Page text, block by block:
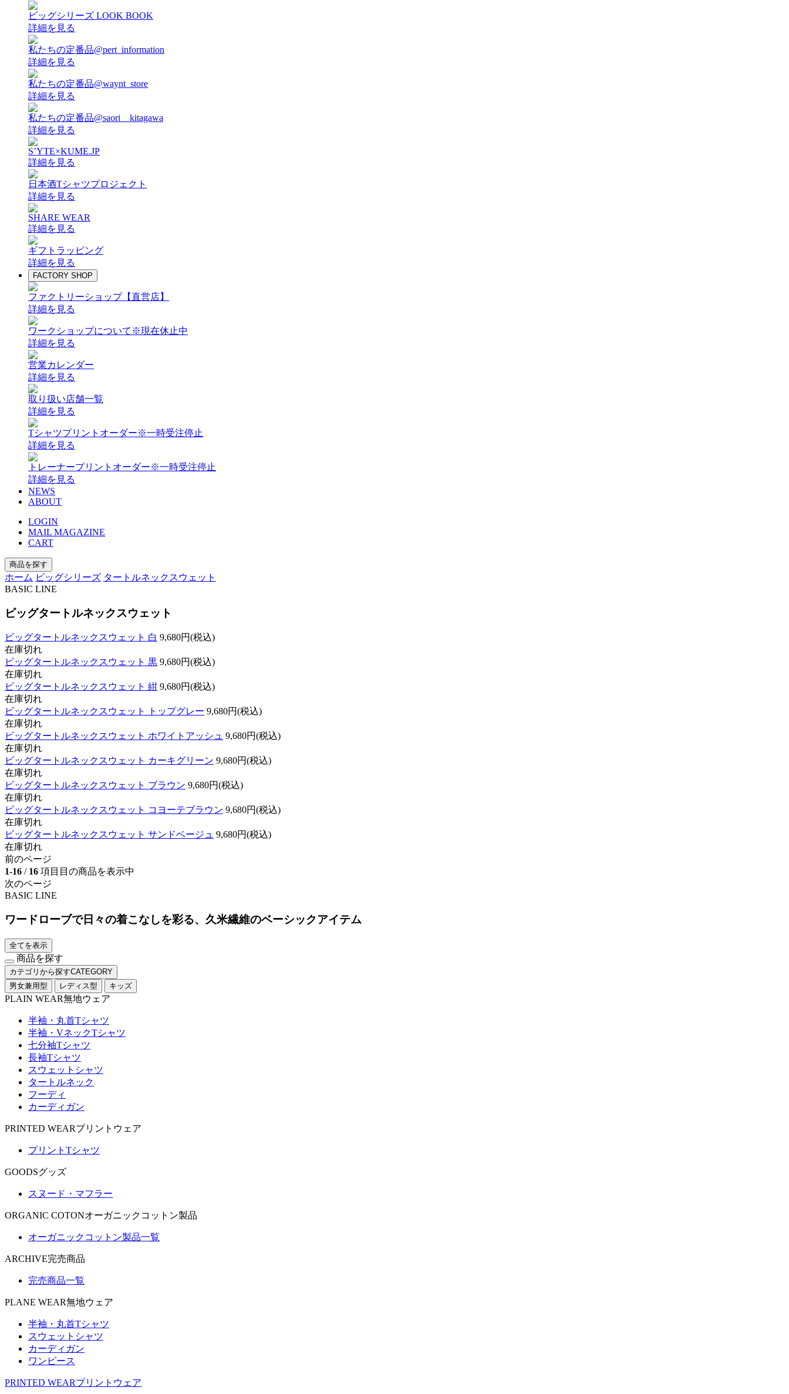
ビッグシリーズ LOOK BOOK
詳細を見る
私たちの定番品@pert_information
詳細を見る
私たちの定番品@waynt_store
詳細を見る
私たちの定番品@saori__kitagawa
詳細を見る
S’YTE×KUME.JP
詳細を見る
日本酒Tシャツプロジェクト
詳細を見る
SHARE WEAR
詳細を見る
ギフトラッピング
詳細を見る
FACTORY SHOP
ファクトリーショップ【直営店】
詳細を見る
ワークショップについて ※現在休止中
詳細を見る
営業カレンダー
詳細を見る
取り扱い店舗一覧
詳細を見る
Tシャツプリントオーダー※一時受注停止
詳細を見る
トレーナープリントオーダー※一時受注停止
詳細を見る
NEWS
ABOUT
LOGIN
MAIL MAGAZINE
CART
商品を探す
ホーム ビッグシリーズ タートルネックスウェット
BASIC LINE
ビッグタートルネックスウェット
ビッグタートルネックスウェット 白 9,680円(税込)
在庫切れ
ビッグタートルネックスウェット 黒 9,680円(税込)
在庫切れ
ビッグタートルネックスウェット 紺 9,680円(税込)
在庫切れ
ビッグタートルネックスウェット トップグレー 9,680円(税込)
在庫切れ
ビッグタートルネックスウェット ホワイトアッシュ 9,680円(税込)
在庫切れ
ビッグタートルネックスウェット カーキグリーン 9,680円(税込)
在庫切れ
ビッグタートルネックスウェット ブラウン 9,680円(税込)
在庫切れ
ビッグタートルネックスウェット コヨーテブラウン 9,680円(税込)
在庫切れ
ビッグタートルネックスウェット サンドベージュ 9,680円(税込)
在庫切れ
前のページ
1-16 / 16 項目目の商品を表示中
次のページ
BASIC LINE
ワードローブで日々の着こなしを彩る、久米繊維のベーシックアイテム
全てを表示
商品を探す
カテゴリから探すCATEGORY
男女兼用型
レディス型 キッズ
PLAIN WEAR無地ウェア
半袖・丸首Tシャツ
半袖・VネックTシャツ
七分袖Tシャツ
長袖Tシャツ
スウェットシャツ
タートルネック
フーディ
カーディガン
PRINTED WEARプリントウェア
プリントTシャツ
GOODSグッズ
スヌード・マフラー
ORGANIC COTONオーガニックコットン製品
オーガニックコットン製品一覧
ARCHIVE完売商品
完売商品一覧
PLANE WEAR無地ウェア
半袖・丸首Tシャツ
スウェットシャツ
カーディガン
ワンピース
PRINTED WEARプリントウェア